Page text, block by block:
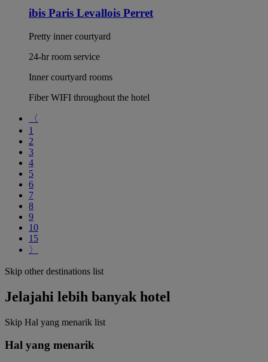
ibis Paris Levallois Perret
Pretty inner courtyard
24-hr room service
Inner courtyard rooms
Fiber WIFI throughout the hotel
〈
1
2
3
4
5
6
7
8
9
10
15
〉
Skip other destinations list
Jelajahi lebih banyak hotel
Skip Hal yang menarik list
Hal yang menarik